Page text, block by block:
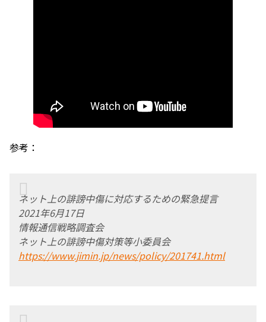
参考：
ネット上の誹謗中傷に対応するための緊急提言
2021年6月17日
情報通信戦略調査会
ネット上の誹謗中傷対策等小委員会
https://www.jimin.jp/news/policy/201741.html